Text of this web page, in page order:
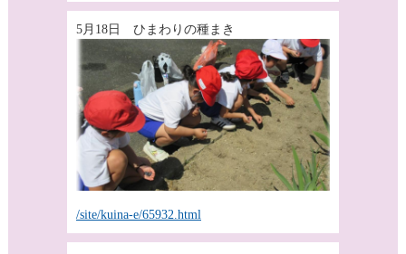
5月18日 ひまわりの種まき
/site/kuina-e/65932.html